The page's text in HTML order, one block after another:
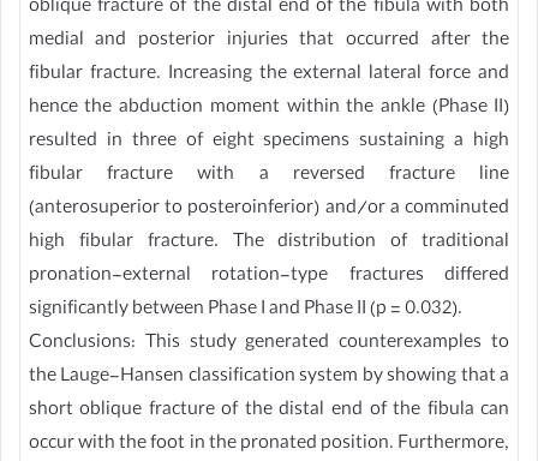
oblique fracture of the distal end of the fibula with both
medial and posterior injuries that occurred after the
fibular fracture. Increasing the external lateral force and
hence the abduction moment within the ankle (Phase II)
resulted in three of eight specimens sustaining a high
fibular fracture with a reversed fracture line
(anterosuperior to posteroinferior) and/or a comminuted
high fibular fracture. The distribution of traditional
pronation-external rotation-type fractures differed
significantly between Phase I and Phase II (p = 0.032).
Conclusions: This study generated counterexamples to
the Lauge-Hansen classification system by showing that a
short oblique fracture of the distal end of the fibula can
occur with the foot in the pronated position. Furthermore,